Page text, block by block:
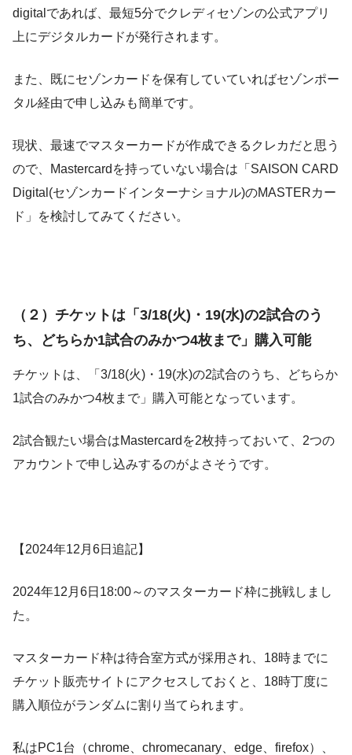
digitalであれば、最短5分でクレディセゾンの公式アプリ
上にデジタルカードが発行されます。
また、既にセゾンカードを保有していていればセゾンポー
タル経由で申し込みも簡単です。
現状、最速でマスターカードが作成できるクレカだと思う
ので、Mastercardを持っていない場合は「SAISON CARD
Digital(セゾンカードインターナショナル)のMASTERカー
ド」を検討してみてください。
（２）チケットは「3/18(火)・19(水)の2試合のう
ち、どちらか1試合のみかつ4枚まで」購入可能
チケットは、「3/18(火)・19(水)の2試合のうち、どちらか
1試合のみかつ4枚まで」購入可能となっています。
2試合観たい場合はMastercardを2枚持っておいて、2つの
アカウントで申し込みするのがよさそうです。
【2024年12月6日追記】
2024年12月6日18:00～のマスターカード枠に挑戦しまし
た。
マスターカード枠は待合室方式が採用され、18時までに
チケット販売サイトにアクセスしておくと、18時丁度に
購入順位がランダムに割り当てられます。
私はPC1台（chrome、chromecanary、edge、firefox）、